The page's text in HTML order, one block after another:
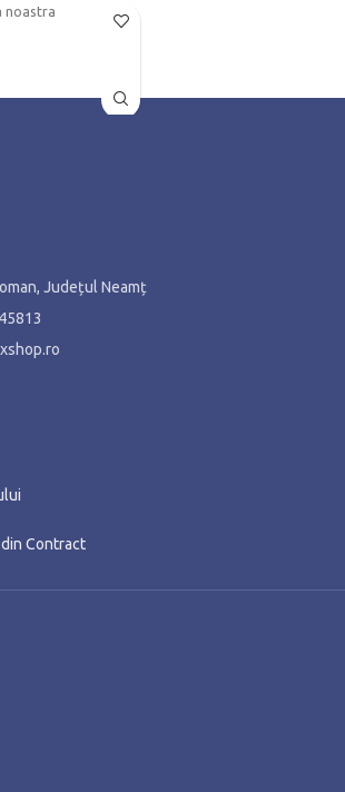
noastra
privirile indiscrete. In acest fel nu
Județul Neamț
Contract